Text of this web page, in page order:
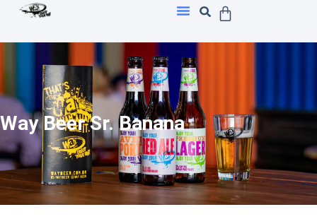
Way Beer Sr. Banana